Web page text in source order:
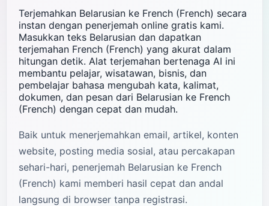
Terjemahkan Belarusian ke French (French) secara
instan dengan penerjemah online gratis kami.
Masukkan teks Belarusian dan dapatkan
terjemahan French (French) yang akurat dalam
hitungan detik. Alat terjemahan bertenaga AI ini
membantu pelajar, wisatawan, bisnis, dan
pembelajar bahasa mengubah kata, kalimat,
dokumen, dan pesan dari Belarusian ke French
(French) dengan cepat dan mudah.
Baik untuk menerjemahkan email, artikel, konten
website, posting media sosial, atau percakapan
sehari-hari, penerjemah Belarusian ke French
(French) kami memberi hasil cepat dan andal
langsung di browser tanpa registrasi.